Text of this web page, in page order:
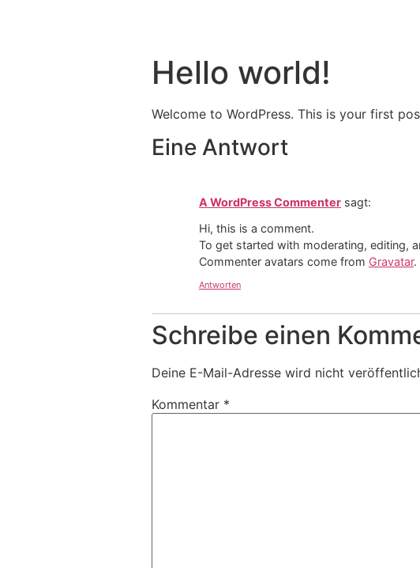
Hello world!
Welcome to WordPress. This is your first
Eine Antwort
A WordPress Commenter sagt:
Hi, this is a comment.
To get started with moderating, editing,
Commenter avatars come from Gravatar.
Antworten
Schreibe einen
Deine E-Mail-Adresse wird nicht
Kommentar *